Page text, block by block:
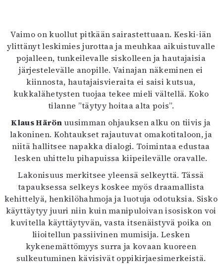
Esitystaide
Arkisto
Lehdet
4/2026
2–3/2026
1/2026
6/2025
5/2025 saame
5/2025
Lehtiarkisto
Info
Tilaus ja irtonumerot
Yhteistyössä
Toimitus
Mediatiedot
Kaltio ry
Vaimo on kuollut pitkään sairastettuaan. Keski-iän
ylittänyt leskimies jurottaa ja meuhkaa aikuistuvalle
pojalleen, tunkeilevalle siskolleen ja hautajaisia
järjestelevälle anopille. Vainajan näkeminen ei
kiinnosta, hautajaisvieraita ei saisi kutsua,
kukkalähetysten tuojaa tekee mieli vältellä. Koko
tilanne ”täytyy hoitaa alta pois”.
Klaus Härönuusimman ohjauksen alku on tiivis ja
lakoninen. Kohtaukset rajautuvat omakotitaloon, ja
niitä hallitsee napakka dialogi. Toimintaa edustaa
lesken uhittelu pihapuissa kiipeilevälle oravalle.
Lakonisuus merkitsee yleensä selkeyttä. Tässä
tapauksessa selkeys koskee myös draamallista
kehittelyä, henkilöhahmoja ja luotuja odotuksia. Sisko
käyttäytyy juuri niin kuin manipuloivan isosiskon voi
kuvitella käyttäytyvän, vasta itsenäistyvä poika on
liioitellun passiivinen mumisija. Lesken
kykenemättömyys surra ja kovaan kuoreen
sulkeutuminen kävisivät oppikirjaesimerkeistä.